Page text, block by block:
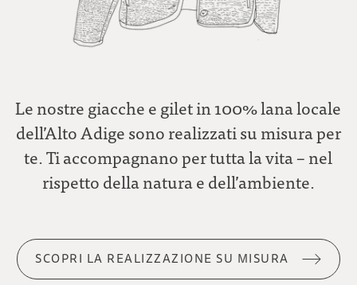
Le nostre giacche e gilet in 100% lana locale
dell’Alto Adige sono realizzati su misura per
te. Ti accompagnano per tutta la vita – nel
rispetto della natura e dell’ambiente.
SCOPRI LA REALIZZAZIONE SU MISURA